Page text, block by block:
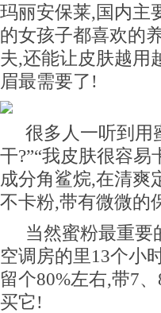
玛丽安保莱,国内主
的女孩子都喜欢的
夫,还能让皮肤越用
眉最需要了!
很多人一听到用
干?”“我皮肤很容
成分角鲨烷,在清爽
不卡粉,带有微微的
当然蜜粉最重要
空调房的里13个小
留个80%左右,带7
买它!